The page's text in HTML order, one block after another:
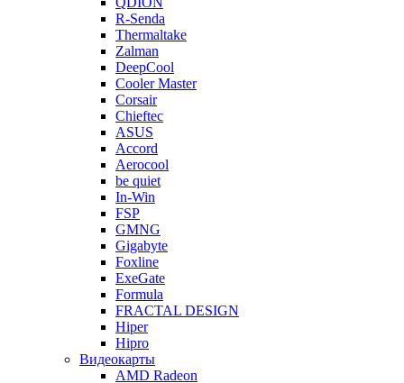
R-Senda
Thermaltake
Zalman
DeepCool
Cooler Master
Corsair
Chieftec
ASUS
Accord
Aerocool
be quiet
In-Win
FSP
GMNG
Gigabyte
Foxline
ExeGate
Formula
FRACTAL DESIGN
Hiper
Hipro
Видеокарты
AMD Radeon